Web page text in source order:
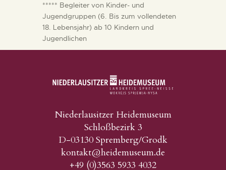
***** Begleiter von Kinder- und
Jugendgruppen (6. Bis zum vollendeten
18. Lebensjahr) ab 10 Kindern und
Jugendlichen
Niederlausitzer Heidemuseum
Schloßbezirk 3
D-03130 Spremberg/Grodk
kontakt@heidemuseum.de
+49 (0)3563 5933 4032